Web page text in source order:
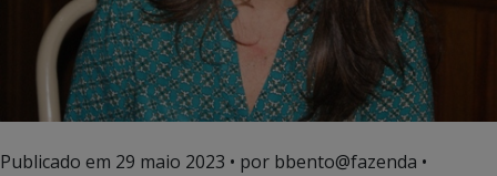
Publicado em 29 maio 2023 • por bbento@fazenda •